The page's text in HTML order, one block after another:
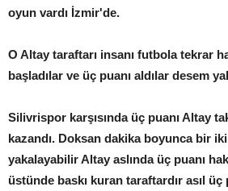
oyun vardı İzmir'de.
O Altay taraftarı insanı futbola tekrar
başladılar ve üç puanı aldılar desem
Silivrispor karşısında üç puanı Altay
kazandı. Doksan dakika boyunca bir
yakalayabilir Altay aslında üç puanı
üstünde baskı kuran taraftardır asıl üç